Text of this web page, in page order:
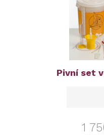
Pivní set
1